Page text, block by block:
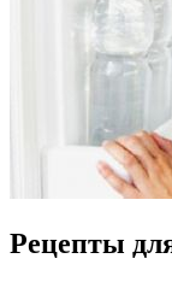
Рецепты